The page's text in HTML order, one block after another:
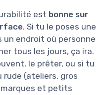
est bonne sur
. Si tu le poses une
endroit où personne
tous les jours, ça ira.
le prêter, ou si tu
rude (ateliers, gros
et petits